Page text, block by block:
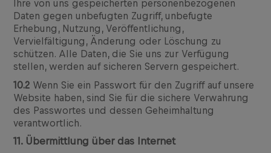
Ihre von uns gespeicherten personenbezogenen
Daten gegen unbefugten Zugriff, unbefugte
Erhebung, Nutzung, Veröffentlichung,
Vervielfältigung, Änderung oder Löschung zu
schützen. Alle Daten, die Sie uns zur Verfügung
stellen, werden auf sicheren Servern gespeichert.
10.2 Wenn Sie ein Passwort für den Zugriff auf unsere
Website haben, sind Sie für die sichere Verwahrung
des Passwortes und dessen Geheimhaltung
verantwortlich.
11. Übermittlung über das Internet